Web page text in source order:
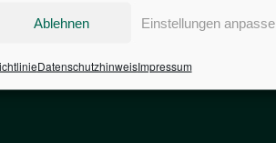
Ablehnen Einstellungen
DatenschutzhinweisImpressum